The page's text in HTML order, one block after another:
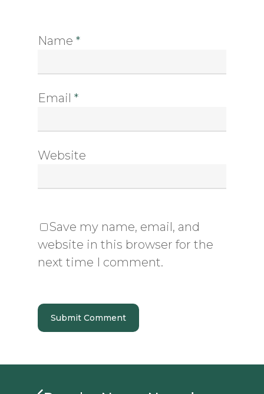
Name *
Email *
Website
Save my name, email, and
website in this browser for the
next time I comment.